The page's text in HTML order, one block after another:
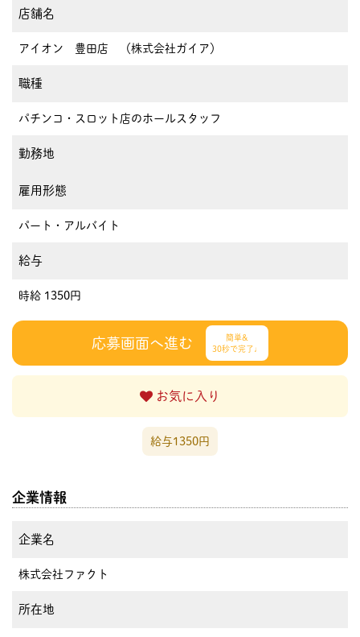
店舗名
アイオン 豊田店 （株式会社ガイア）
職種
パチンコ・スロット店のホールスタッフ
勤務地
雇用形態
パート・アルバイト
給与
時給 1350円
応募画面へ進む
簡単&
30秒で完了♩
お気に入り
給与1350円
企業情報
企業名
株式会社ファクト
所在地